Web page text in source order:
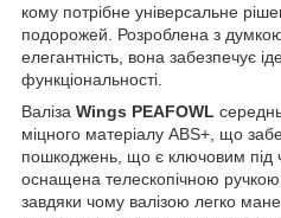
кому потрібне універсальне
подорожей. Розроблена з
елегантність, вона забезпечує
функціональності.
Валіза Wings PEAFOWL
міцного матеріалу ABS+, що
пошкоджень, що є ключовим під
оснащена телескопічною
завдяки чому валізою легко